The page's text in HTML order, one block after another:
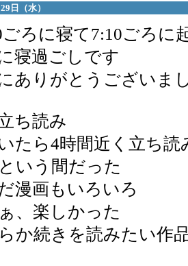
29日（水）
ごろに寝て7:10ごろに
寝過ごしです
ありがとうございま
ち読み
たら4時間近く立ち読
いう間だった
漫画もいろいろ
、楽しかった
か続きを読みたい作